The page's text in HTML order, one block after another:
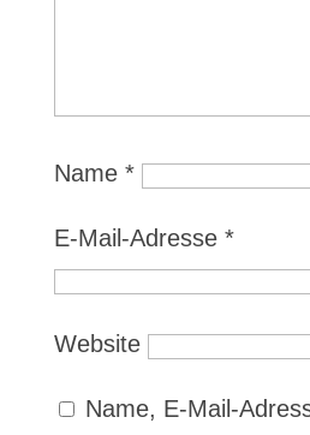
Name *
E-Mail-Adresse *
Website
Name, E-Mail-